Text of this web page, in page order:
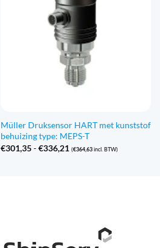
Müller Druksensor HART met kunststof
behuizing type: MEPS-T
€301,35-€336,21Prijsklasse:
€301,35
(€364,63incl. BTW)